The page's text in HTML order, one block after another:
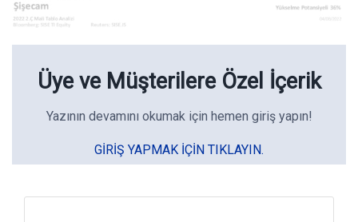
Üye ve Müşterilere Özel İçerik
Yazının devamını okumak için hemen giriş yapın!
GIRIŞ YAPMAK IÇIN TIKLAYIN.